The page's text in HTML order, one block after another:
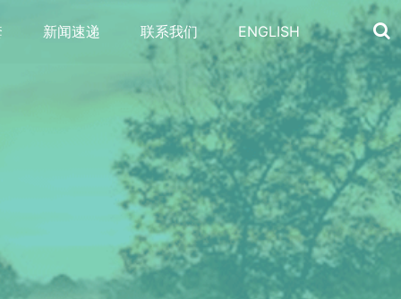
新闻速递 联系我们 ENGLISH